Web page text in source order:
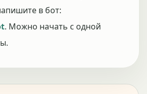
в бот:
. Можно начать с одной